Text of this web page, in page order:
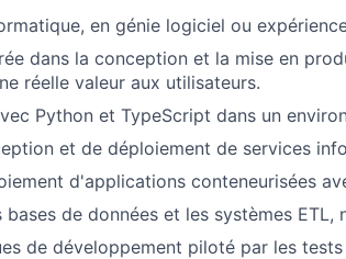
en génie logiciel ou
dans la conception et la mise en
réelle valeur aux utilisateurs.
Python et TypeScript dans un
et de déploiement de services
d'applications conteneurisées
de données et les systèmes ETL,
de développement piloté par les